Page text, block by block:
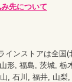
先について
インストアは全国
形, 福島, 茨城, 栃
, 石川, 福井, 山梨